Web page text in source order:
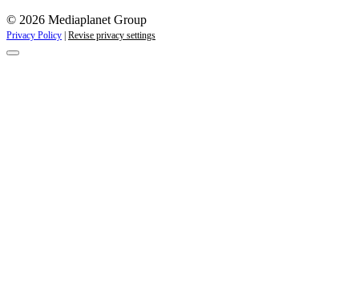
© 2026 Mediaplanet Group
Privacy Policy Revise privacy settings